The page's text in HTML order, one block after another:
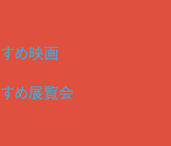
め映画
め展覧会